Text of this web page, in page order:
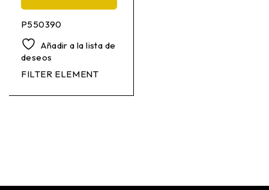
P550390
Añadir a la lista de
deseos
FILTER ELEMENT